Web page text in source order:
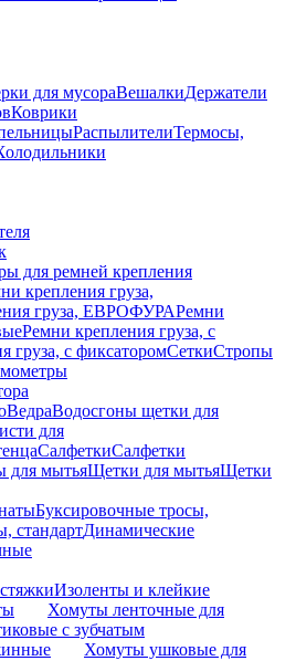
для мусораВешалкиДержатели
Коврики
РаспылителиТермосы,
для ремней крепления
крепления груза,
груза, ЕВРОФУРАРемни
Ремни крепления груза, с
груза, с фиксаторомСеткиСтропы
ВедраВодосгоны щетки для
для
СалфеткиСалфетки
для мытьяЩетки для мытьяЩетки
Буксировочные тросы,
стандартДинамические
Изоленты и клейкие
Хомуты ленточные для
с зубчатым
Хомуты ушковые для